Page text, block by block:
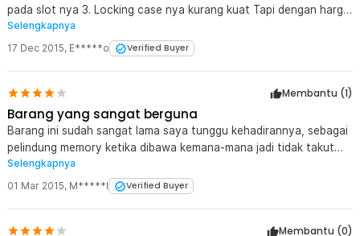
pada slot nya 3. Locking case nya kurang kuat Tapi dengan harga
segini sih merem saya! :)
Selengkapnya
17 Dec 2015, E*****o Verified Buyer
Membantu (1)
Barang yang sangat berguna
Barang ini sudah sangat lama saya tunggu kehadirannya, sebagai
pelindung memory ketika dibawa kemana-mana jadi tidak takut
patah. THX jaknot
Selengkapnya
01 Mar 2015, M*****l Verified Buyer
Membantu (0)